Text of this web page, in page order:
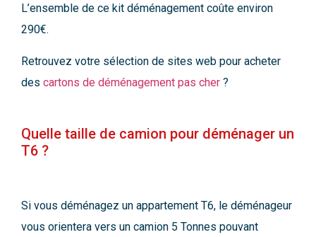
L’ensemble de ce kit déménagement coûte environ
290€.
Retrouvez votre sélection de sites web pour acheter
des cartons de déménagement pas cher ?
Quelle taille de camion pour déménager un
T6 ?
Si vous déménagez un appartement T6, le déménageur
vous orientera vers un camion 5 Tonnes pouvant